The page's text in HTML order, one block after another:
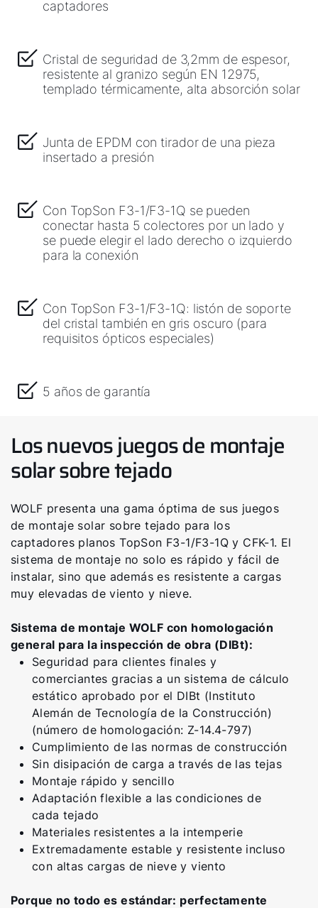
captadores
Cristal de seguridad de 3,2mm de espesor,
resistente al granizo según EN 12975,
templado térmicamente, alta absorción solar
Junta de EPDM con tirador de una pieza
insertado a presión
Con TopSon F3-1/F3-1Q se pueden
conectar hasta 5 colectores por un lado y
se puede elegir el lado derecho o izquierdo
para la conexión
Con TopSon F3-1/F3-1Q: listón de soporte
del cristal también en gris oscuro (para
requisitos ópticos especiales)
5 años de garantía
Los nuevos juegos de montaje
solar sobre tejado
WOLF presenta una gama óptima de sus juegos
de montaje solar sobre tejado para los
captadores planos TopSon F3-1/F3-1Q y CFK-1. El
sistema de montaje no solo es rápido y fácil de
instalar, sino que además es resistente a cargas
muy elevadas de viento y nieve.
Sistema de montaje WOLF con homologación
general para la inspección de obra (DIBt):
Seguridad para clientes finales y
comerciantes gracias a un sistema de cálculo
estático aprobado por el DIBt (Instituto
Alemán de Tecnología de la Construcción)
(número de homologación: Z-14.4-797)
Cumplimiento de las normas de construcción
Sin disipación de carga a través de las tejas
Montaje rápido y sencillo
Adaptación flexible a las condiciones de
cada tejado
Materiales resistentes a la intemperie
Extremadamente estable y resistente incluso
con altas cargas de nieve y viento
Porque no todo es estándar: perfectamente